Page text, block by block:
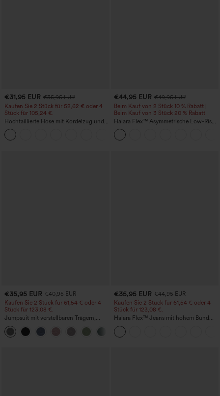
€31,95 EUR €35,95 EUR
Kaufen Sie 2 Stück für 52,62 € oder 4
Stück für 105,24 €.
Hochtaillierte Hose mit Kordelzug und
Taschen, weitem Bein, lässig und locker
in Leinenoptik
€44,95 EUR €49,95 EUR
Beim Kauf von 2 Stück 10 % Rabatt |
Beim Kauf von 3 Stück 20 % Rabatt
Halara Flex™ Asymmetrische Low-Rise-
Jeans mit Reißverschlusstaschen,
Baggy-Stil, weitem Bein, gewaschen,
lässig
€35,95 EUR €40,95 EUR
Kaufen Sie 2 Stück für 61,54 € oder 4
Stück für 123,08 €.
Jumpsuit mit verstellbaren Trägern,
gerafftem Detail, weitem Bein und
meliertem Stoff, lässig, mit Taschen -
Easy Peezy
€35,95 EUR €44,95 EUR
Kaufen Sie 2 Stück für 61,54 € oder 4
Stück für 123,08 €.
Halara Flex™ Jeans mit hohem Bund
und Taschen, gewaschener, lässiger
Bootcut